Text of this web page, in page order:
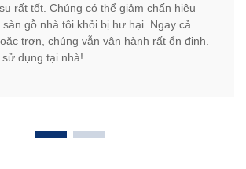
rất tốt. Chúng có thể giảm chấn hiệu
gỗ nhà tôi khỏi bị hư hại. Ngay cả
trơn, chúng vẫn vận hành rất ổn định.
dụng tại nhà!